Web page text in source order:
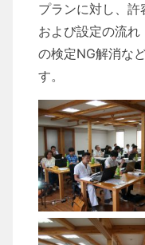
プランに対し、
および設定の流
の検定NG解消な
す。